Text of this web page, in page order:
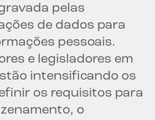
pelas
de dados para
pessoais.
e legisladores em
intensificando os
os requisitos para
o